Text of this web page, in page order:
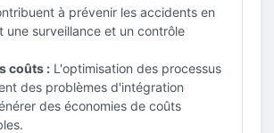
à prévenir les accidents en
une surveillance et un contrôle
coûts : L'optimisation des processus
des problèmes d'intégration
des économies de coûts